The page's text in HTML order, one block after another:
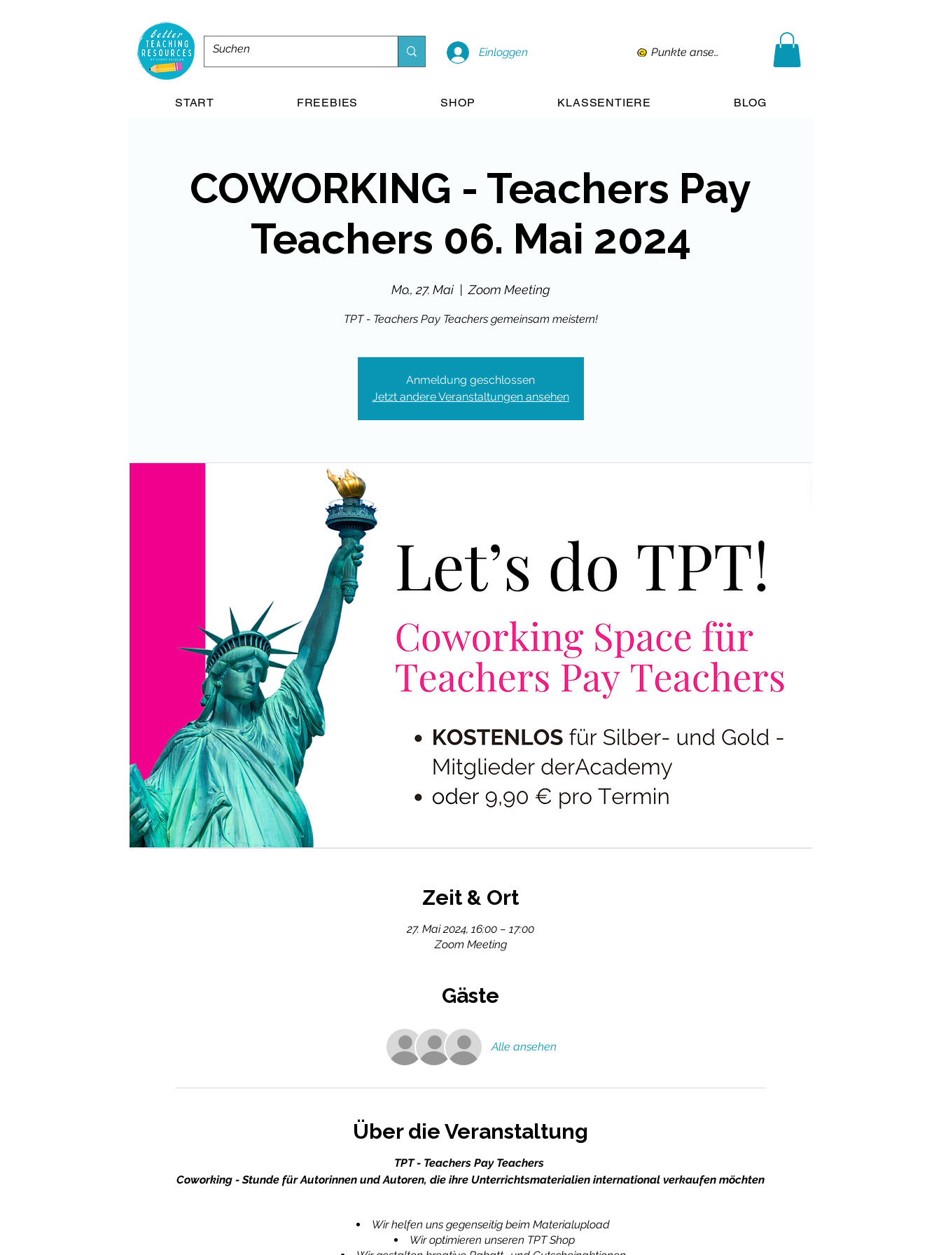
Einloggen Punkte ansehen
START FREEBIES SHOP KLASSENTIERE BLOG
COWORKING - Teachers Pay
Teachers 06. Mai 2024
Mo., 27. Mai
  |
Zoom Meeting
TPT - Teachers Pay Teachers gemeinsam meistern!
Anmeldung geschlossen
Jetzt andere Veranstaltungen ansehen
Zeit & Ort
27. Mai 2024, 16:00 – 17:00
Zoom Meeting
Gäste
Alle ansehen
Über die Veranstaltung
TPT - Teachers Pay Teachers
Coworking - Stunde für Autorinnen und Autoren, die ihre Unterrichtsmaterialien international verkaufen möchten
Wir helfen uns gegenseitig beim Materialupload
Wir optimieren unseren TPT Shop